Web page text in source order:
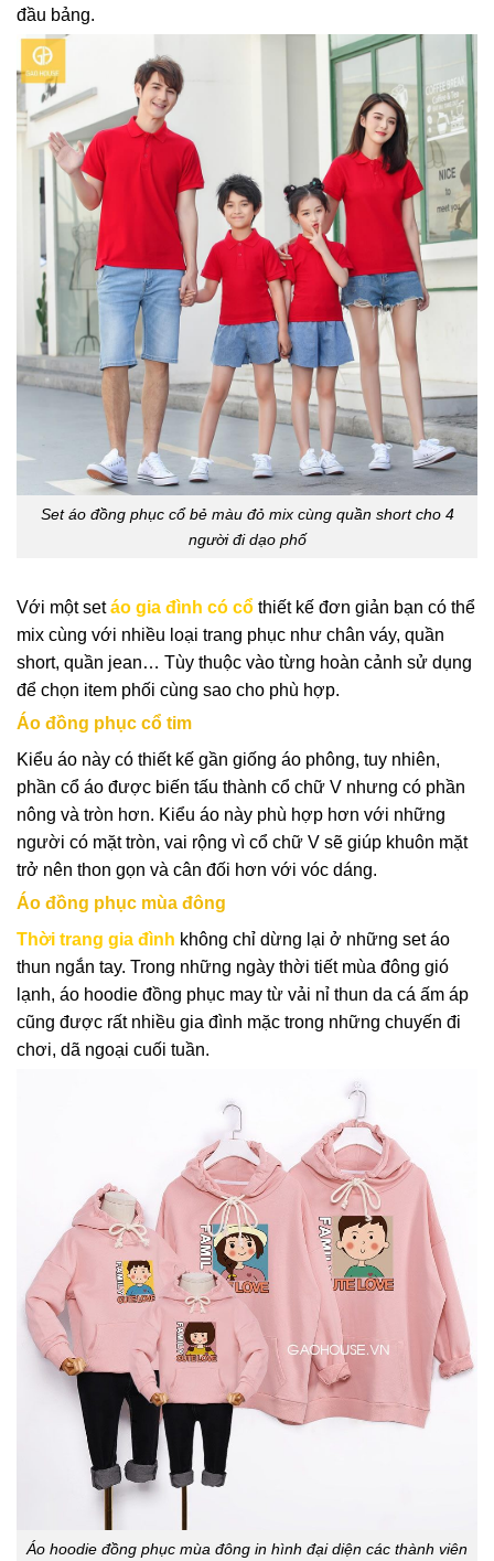
đầu bảng.
Set áo đồng phục cổ bẻ màu đỏ mix cùng quần short cho 4
người đi dạo phố
Với một setáo gia đình có cổ thiết kế đơn giản bạn có thể
mix cùng với nhiều loại trang phục như chân váy, quần
short, quần jean… Tùy thuộc vào từng hoàn cảnh sử dụng
để chọn item phối cùng sao cho phù hợp.
Áo đồng phục cổ tim
Kiểu áo này có thiết kế gần giống áo phông, tuy nhiên,
phần cổ áo được biến tấu thành cổ chữ V nhưng có phần
nông và tròn hơn. Kiểu áo này phù hợp hơn với những
người có mặt tròn, vai rộng vì cổ chữ V sẽ giúp khuôn mặt
trở nên thon gọn và cân đối hơn với vóc dáng.
Áo đồng phục mùa đông
Thời trang gia đình không chỉ dừng lại ở những set áo
thun ngắn tay. Trong những ngày thời tiết mùa đông gió
lạnh, áo hoodie đồng phục may từ vải nỉ thun da cá ấm áp
cũng được rất nhiều gia đình mặc trong những chuyến đi
chơi, dã ngoại cuối tuần.
Áo hoodie đồng phục mùa đông in hình đại diện các thành viên